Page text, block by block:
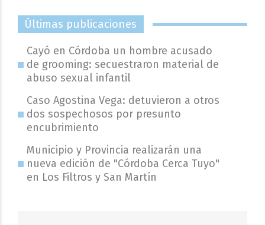
Últimas publicaciones
Cayó en Córdoba un hombre acusado
de grooming: secuestraron material de
abuso sexual infantil
Caso Agostina Vega: detuvieron a otros
dos sospechosos por presunto
encubrimiento
Municipio y Provincia realizarán una
nueva edición de "Córdoba Cerca Tuyo"
en Los Filtros y San Martín